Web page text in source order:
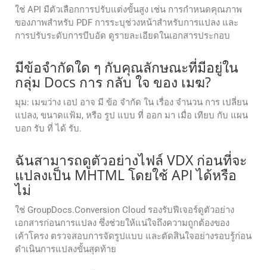
ใช่ API มีตัวเลือกการปรับแต่งขั้นสูง เช่น การกำหนดคุณภาพ
ของภาพสำหรับ PDF การระบุช่วงหน้าสำหรับการแปลง และ
การปรับระดับการบีบอัด ดูรายละเอียดในเอกสารประกอบ
มีข้อจํากัดใด ๆ กับคุณลักษณะที่มีอยู่ใน
กลุ่ม Docs การ กลับ ใจ ของ เมฆ?
มุม: เมฆว่าง เอป อาจ มี ข้อ จํากัด ใน เรื่อง จํานวน การ เปลี่ยน
แปลง, ขนาดแฟ้ม, หรือ รูป แบบ ที่ ออก มา เมื่อ เทียบ กับ แผน
บอก รับ ที่ ได้ รับ.
ฉันสามารถดูตัวอย่างไฟล์ VDX ก่อนที่จะ
แปลงเป็น MHTML โดยใช้ API ได้หรือ
ไม่
ใช่ GroupDocs.Conversion Cloud รองรับฟีเจอร์ดูตัวอย่าง
เอกสารก่อนการแปลง ซึ่งช่วยให้แน่ใจถึงความถูกต้องของ
เค้าโครง ตรวจสอบการจัดรูปแบบ และตัดสินใจอย่างรอบรู้ก่อน
ดำเนินการแปลงขั้นสุดท้าย